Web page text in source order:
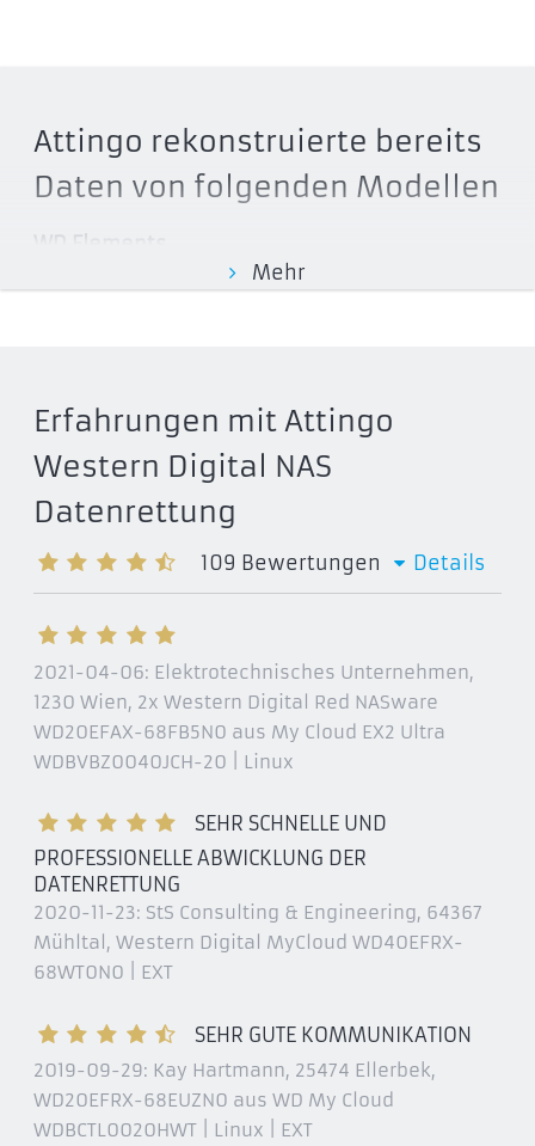
Attingo rekonstruierte bereits
Daten von folgenden Modellen
WD Elements
WD My Book
WDBFJK0080HBK
WDBFJK0040HBK
WDBFJK0030HBK
WDBFJK0020HBK
WD My Book Pro
WDBDTB0060JSL
WDBDTB0160JSL-EESN
WDBDTB0080JSL
WDBDTB0100JSL
WDBDTB0120JSL-EESN
WDBDTB0160JSL
WDBDTB0100JSL-EESN
WDBDTB0080JSL-EESN
WDBDTB0060JSL-EESN
WDBHML0040HAL
WDBHML0030HAL
WDBHML0020HAL
Mehr
Erfahrungen mit Attingo
Western Digital NAS
Datenrettung
109 Bewertungen Details
2021-04-06: Elektrotechnisches Unternehmen,
1230 Wien, 2x Western Digital Red NASware
WD20EFAX-68FB5N0 aus My Cloud EX2 Ultra
WDBVBZ0040JCH-20 | Linux
SEHR SCHNELLE UND
PROFESSIONELLE ABWICKLUNG DER
DATENRETTUNG
2020-11-23: StS Consulting & Engineering, 64367
Mühltal, Western Digital MyCloud WD40EFRX-
68WT0N0 | EXT
SEHR GUTE KOMMUNIKATION
2019-09-29: Kay Hartmann, 25474 Ellerbek,
WD20EFRX-68EUZN0 aus WD My Cloud
WDBCTL0020HWT | Linux | EXT